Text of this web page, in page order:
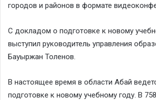
городов и районов в формате
С докладом о подготовке к новому
выступил руководитель управления
Бауыржан Толенов.
В настоящее время в области Абай
подготовке к новому учебному году. В 758